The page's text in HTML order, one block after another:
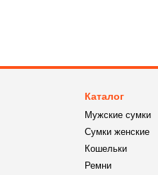
Каталог
Мужские сумки
Сумки женские
Кошельки
Ремни